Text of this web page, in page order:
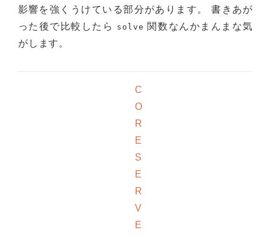
影響を強くうけている部分があります。 書きあが
った後で比較したら
solve 関数なんかまんまな気
がします。
C
O
R
E
S
E
R
V
E